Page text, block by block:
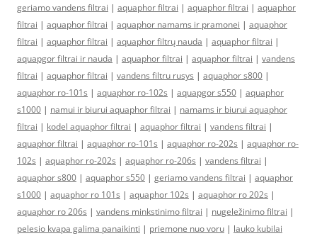
geriamo vandens filtrai | aquaphor filtrai | aquaphor filtrai | aquaphor
filtrai | aquaphor filtrai | aquaphor namams ir pramonei | aquaphor
filtrai | aquaphor filtrai | aquaphor filtrų nauda | aquaphor filtrai |
aquapgor filtrai ir nauda | aquaphor filtrai | aquaphor filtrai | vandens
filtrai | aquaphor filtrai | vandens filtru rusys | aquaphor s800 |
aquaphor ro-101s | aquaphor ro-102s | aquapgor s550 | aquaphor
s1000 | namui ir biurui aquaphor filtrai | namams ir biurui aquaphor
filtrai | kodel aquaphor filtrai | aquaphor filtrai | vandens filtrai |
aquaphor filtrai | aquaphor ro-101s | aquaphor ro-202s | aquaphor ro-
102s | aquaphor ro-202s | aquaphor ro-206s | vandens filtrai |
aquaphor s800 | aquaphor s550 | geriamo vandens filtrai | aquaphor
s1000 | aquaphor ro 101s | aquaphor 102s | aquaphor ro 202s |
aquaphor ro 206s | vandens minkstinimo filtrai | nugeležinimo filtrai |
pelesio kvapa galima panaikinti | priemone nuo voru | lauko kubilai